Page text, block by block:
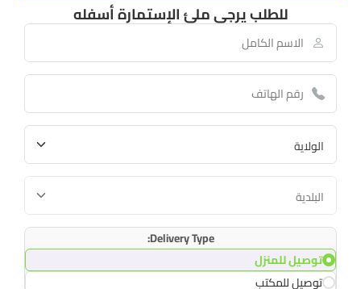
للطلب يرجى ملئ الإستمارة أسفله
Delivery Type:
توصيل للمنزل
توصيل للمكتب